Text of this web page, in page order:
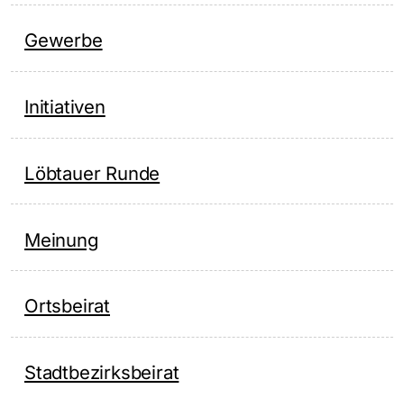
Gewerbe
Initiativen
Löbtauer Runde
Meinung
Ortsbeirat
Stadtbezirksbeirat